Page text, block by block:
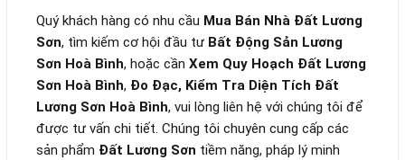
Quý khách hàng có nhu cầu Mua Bán Nhà Đất Lương
Sơn, tìm kiếm cơ hội đầu tư Bất Động Sản Lương
Sơn Hoà Bình, hoặc cần Xem Quy Hoạch Đất Lương
Sơn Hoà Bình, Đo Đạc, Kiểm Tra Diện Tích Đất
Lương Sơn Hoà Bình, vui lòng liên hệ với chúng tôi để
được tư vấn chi tiết. Chúng tôi chuyên cung cấp các
sản phẩm Đất Lương Sơn tiềm năng, pháp lý minh